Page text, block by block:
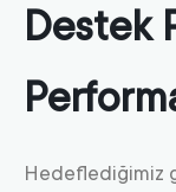
Destek
Hedeflediğimiz